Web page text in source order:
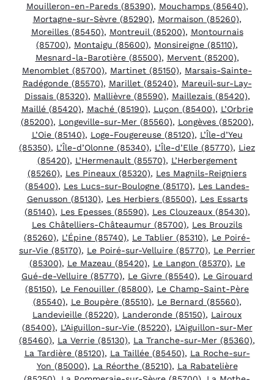
Mouilleron-en-Pareds (85390), Mouchamps (85640),
Mortagne-sur-Sèvre (85290), Mormaison (85260),
Moreilles (85450), Montreuil (85200), Montournais
(85700), Montaigu (85600), Monsireigne (85110),
Mesnard-la-Barotière (85500), Mervent (85200),
Menomblet (85700), Martinet (85150), Marsais-Sainte-
Radégonde (85570), Marillet (85240), Mareuil-sur-Lay-
Dissais (85320), Mallièvre (85590), Maillezais (85420),
Maillé (85420), Maché (85190), Luçon (85400), L’Orbrie
(85200), Longeville-sur-Mer (85560), Longèves (85200),
L’Oie (85140), Loge-Fougereuse (85120), L’Île-d’Yeu
(85350), L’Île-d’Olonne (85340), L’Île-d’Elle (85770), Liez
(85420), L’Hermenault (85570), L’Herbergement
(85260), Les Pineaux (85320), Les Magnils-Reigniers
(85400), Les Lucs-sur-Boulogne (85170), Les Landes-
Genusson (85130), Les Herbiers (85500), Les Essarts
(85140), Les Epesses (85590), Les Clouzeaux (85430),
Les Châtelliers-Châteaumur (85700), Les Brouzils
(85260), L’Épine (85740), Le Tablier (85310), Le Poiré-
sur-Vie (85170), Le Poiré-sur-Velluire (85770), Le Perrier
(85300), Le Mazeau (85420), Le Langon (85370), Le
Gué-de-Velluire (85770), Le Givre (85540), Le Girouard
(85150), Le Fenouiller (85800), Le Champ-Saint-Père
(85540), Le Boupère (85510), Le Bernard (85560),
Landevieille (85220), Landeronde (85150), Lairoux
(85400), L’Aiguillon-sur-Vie (85220), L’Aiguillon-sur-Mer
(85460), La Verrie (85130), La Tranche-sur-Mer (85360),
La Tardière (85120), La Taillée (85450), La Roche-sur-
Yon (85000), La Réorthe (85210), La Rabatelière